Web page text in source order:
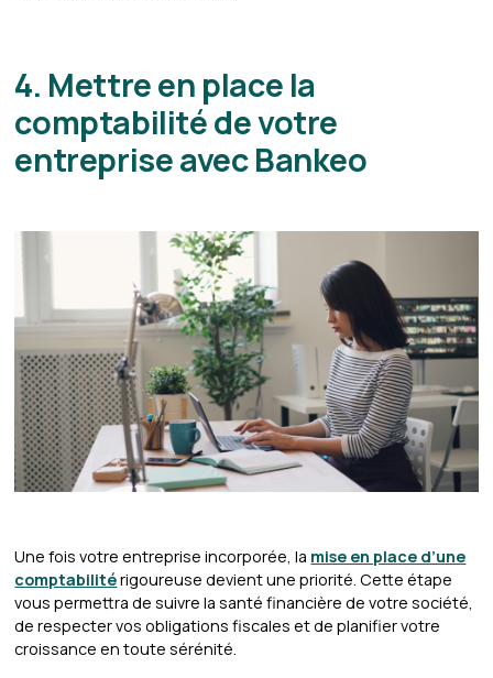
4. Mettre en place la
comptabilité de votre
entreprise avec Bankeo
Une fois votre entreprise incorporée, la mise en place d’une
comptabilitérigoureuse devient une priorité. Cette étape
vous permettra de suivre la santé financière de votre société,
de respecter vos obligations fiscales et de planifier votre
croissance en toute sérénité.